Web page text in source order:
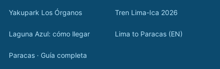
Yakupark Los Órganos
Laguna Azul: cómo llegar
Paracas · Guía completa
Tren Lima-Ica 2026
Lima to Paracas (EN)